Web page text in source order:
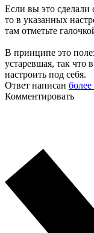
Если вы это сделали
то в указанных
там отметьте
В принципе это
устаревшая, так что
настроить под себя.
Ответ написан более
Комментировать